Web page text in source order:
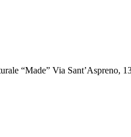
“Made” Via